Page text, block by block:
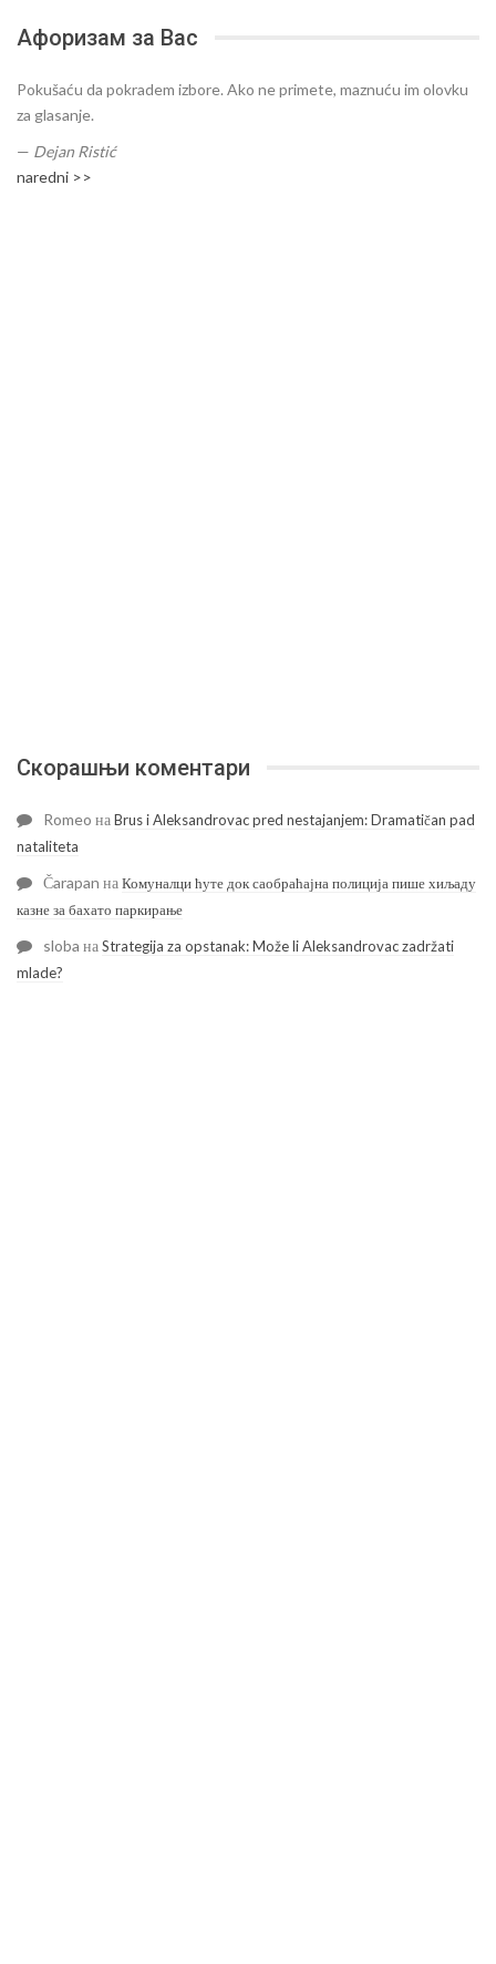
Афоризам за Вас
Pokušaću da pokradem izbore. Ako ne primete, maznuću im olovku
za glasanje.
— Dejan Ristić
naredni >>
Скорашњи коментари
Romeo наBrus i Aleksandrovac pred nestajanjem: Dramatičan pad
nataliteta
Čarapan наКомуналци ћуте док саобраћајна полиција пише хиљаду
казне за бахато паркирање
sloba наStrategija za opstanak: Može li Aleksandrovac zadržati
mlade?